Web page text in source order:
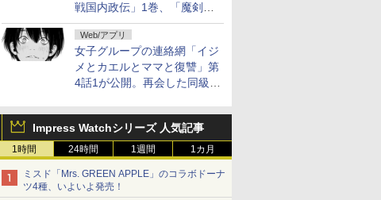
戦国内政伝」1巻、「魔剣の
花嫁 -ヴァルキュリア-」1巻
本日発売
Web/アプリ
女子グループの連絡網「イジ
メとカエルとママと復讐」第
4話1が公開。再会した同級生
Impress Watchシリーズ 人気記事
1時間 24時間 1週間 1カ月
ミスド「Mrs. GREEN APPLE」のコラボドーナ
ツ4種、いよいよ発売！